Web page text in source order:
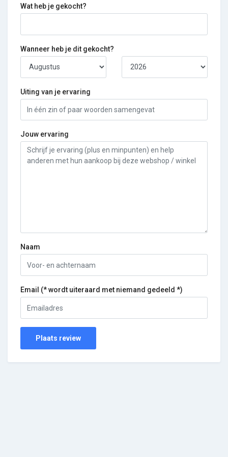
Wat heb je gekocht?
Wanneer heb je dit gekocht?
Uiting van je ervaring
Jouw ervaring
Naam
Email (* wordt uiteraard met niemand gedeeld *)
Plaats review